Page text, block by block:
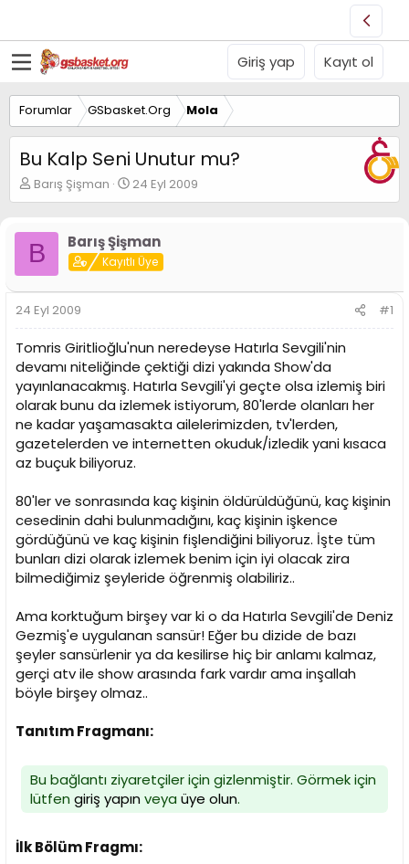
Giriş yap Kayıt ol
Forumlar GSbasket.Org Mola
Bu Kalp Seni Unutur mu?
K
o
u
y
u
B
a
ş
l
a
t
a
n
Barış Şişman
B
a
a
n
ı
t
a
r
i
h
i
24 Eyl 2009
B Barış Şişman
Kayıtlı Üye
24 Eyl 2009 #1
Tomris Giritlioğlu'nun neredeyse Hatırla Sevgili'nin
devamı niteliğinde çektiği dizi yakında Show'da
yayınlanacakmış. Hatırla Sevgili'yi geçte olsa izlemiş biri
olarak bunu da izlemek istiyorum, 80'lerde olanları her
ne kadar yaşamasakta ailelerimizden, tv'lerden,
gazetelerden ve internetten okuduk/izledik yani kısaca
az buçuk biliyoruz.
80'ler ve sonrasında kaç kişinin öldürüldüğünü, kaç kişinin
cesedinin dahi bulunmadığını, kaç kişinin işkence
gördüğünü ve kaç kişinin fişlendiğini biliyoruz. İşte tüm
bunları dizi olarak izlemek benim için iyi olacak zira
bilmediğimiz şeyleride öğrenmiş olabiliriz..
Ama korktuğum birşey var ki o da Hatırla Sevgili'de Deniz
Gezmiş'e uygulanan sansür! Eğer bu dizide de bazı
şeyler sansürlenir ya da kesilirse hiç bir anlamı kalmaz,
gerçi atv ile show arasında fark vardır ama inşallah
böyle birşey olmaz..
Tanıtım Fragmanı:
Bu bağlantı ziyaretçiler için gizlenmiştir. Görmek için
lütfen giriş yapınveya üye olun.
İlk Bölüm Fragmı: